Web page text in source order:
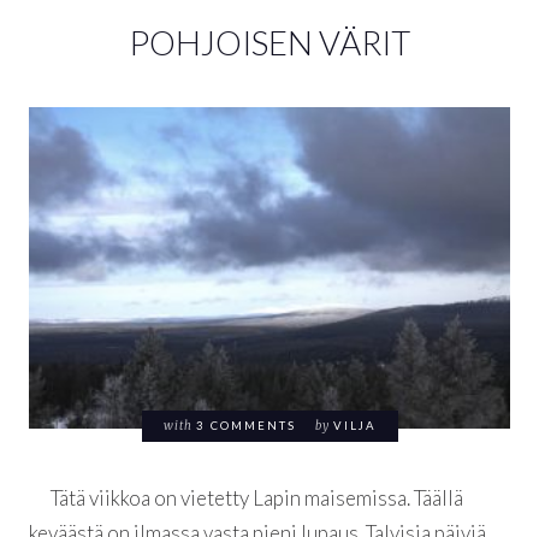
POHJOISEN VÄRIT
with 3 COMMENTS by VILJA
Tätä viikkoa on vietetty Lapin maisemissa. Täällä